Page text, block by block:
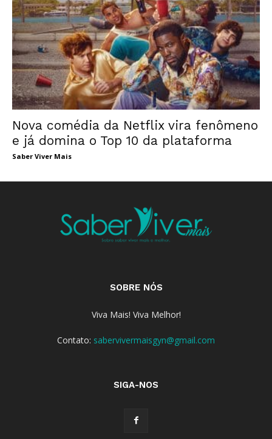
Nova comédia da Netflix vira fenômeno
e já domina o Top 10 da plataforma
Saber Viver Mais
SOBRE NÓS
Viva Mais! Viva Melhor!
Contato: sabervivermaisgyn@gmail.com
SIGA-NOS